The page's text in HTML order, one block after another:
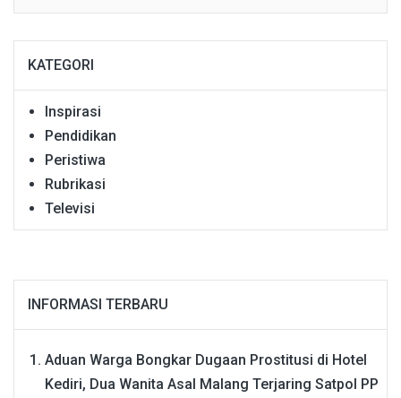
KATEGORI
Inspirasi
Pendidikan
Peristiwa
Rubrikasi
Televisi
INFORMASI TERBARU
Aduan Warga Bongkar Dugaan Prostitusi di Hotel
Kediri, Dua Wanita Asal Malang Terjaring Satpol PP